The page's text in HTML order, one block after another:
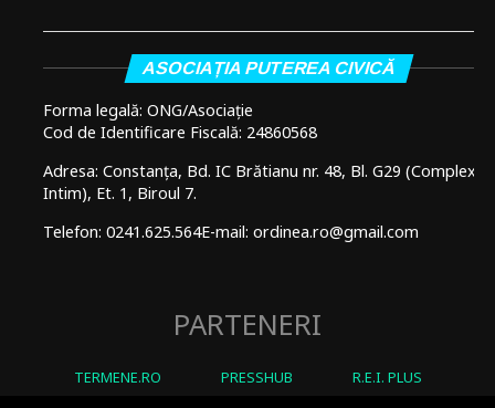
ASOCIAȚIA PUTEREA CIVICĂ
Forma legală: ONG/Asociație
Cod de Identificare Fiscală: 24860568
Adresa: Constanța, Bd. IC Brătianu nr. 48, Bl. G29 (Complex
Intim), Et. 1, Biroul 7.
Telefon: 0241.625.564E-mail: ordinea.ro@gmail.com
PARTENERI
TERMENE.RO PRESSHUB R.E.I. PLUS